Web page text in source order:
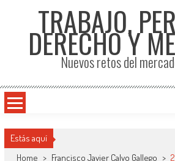
TRABAJO,
DERECHO Y
Nuevos retos del
Estás aquí
Home > Francisco Javier Calvo Gallego >